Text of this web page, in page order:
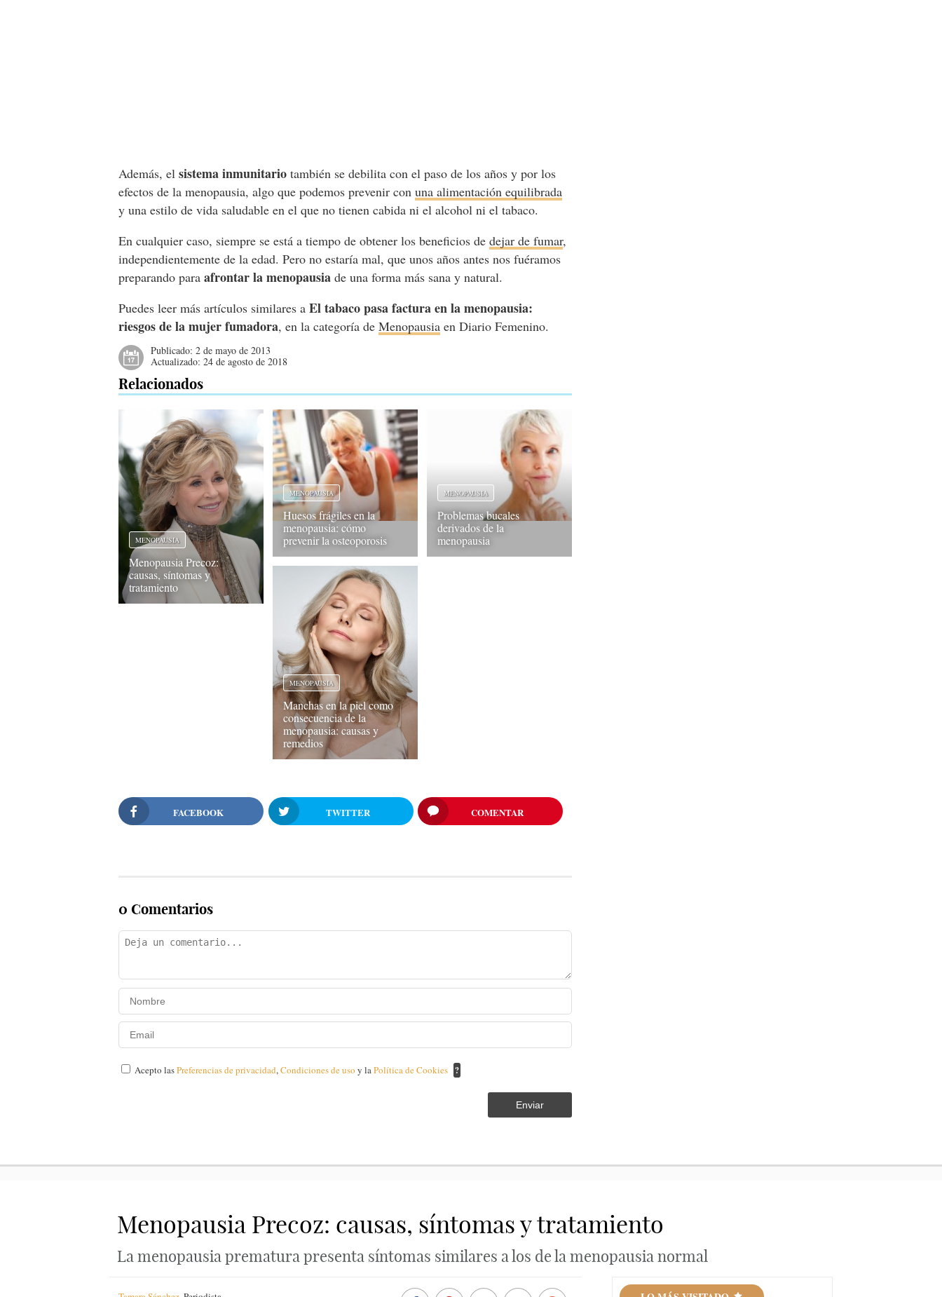
Además, elsistema inmunitario también se debilita con el paso de los años y por los
efectos de la menopausia, algo que podemos prevenir conuna alimentación equilibrada
y una estilo de vida saludable en el que no tienen cabida ni el alcohol ni el tabaco.
En cualquier caso, siempre se está a tiempo de obtener los beneficios dedejar de fumar,
independientemente de la edad. Pero no estaría mal, que unos años antes nos fuéramos
preparando paraafrontar la menopausia de una forma más sana y natural.
Puedes leer más artículos similares aEl tabaco pasa factura en la menopausia:
riesgos de la mujer fumadora, en la categoría deMenopausia en Diario Femenino.
Publicado:2 de mayo de 2013
Actualizado:24 de agosto de 2018
Relacionados
MENOPAUSIA
Menopausia Precoz:
causas, síntomas y
tratamiento
MENOPAUSIA
Huesos frágiles en la
menopausia: cómo
prevenir la osteoporosis
MENOPAUSIA
Problemas bucales
derivados de la
menopausia
MENOPAUSIA
Manchas en la piel como
consecuencia de la
menopausia: causas y
remedios
FACEBOOK TWITTER COMENTAR
0 Comentarios
Acepto lasPreferencias de privacidad,Condiciones de usoy laPolítica de Cookies ?
Enviar
Menopausia Precoz: causas, síntomas y tratamiento
La menopausia prematura presenta síntomas similares a los de la menopausia normal